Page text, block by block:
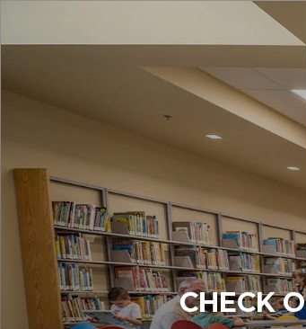
CHECK